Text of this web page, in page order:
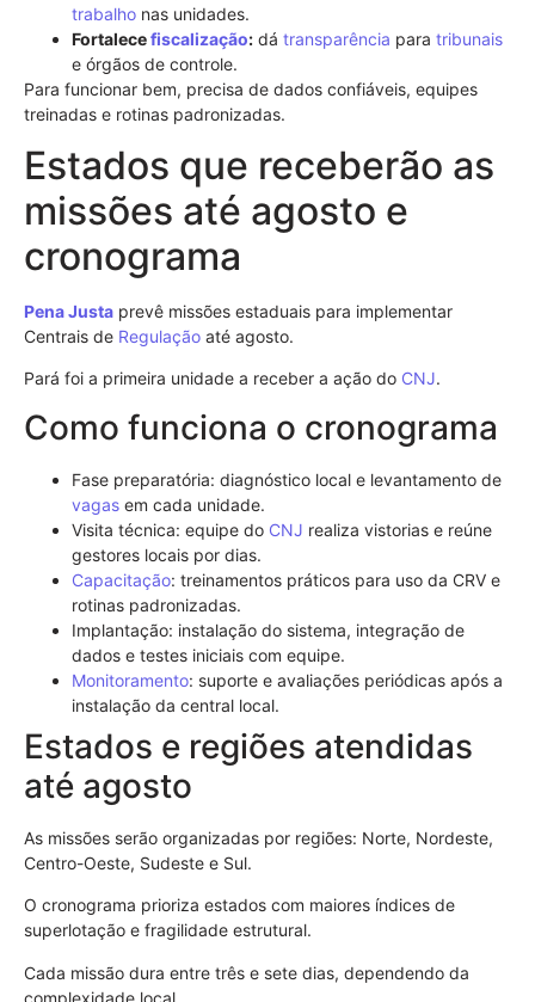
trabalho nas unidades.
Fortalecefiscalização: dá transparência para tribunais
e órgãos de controle.
Para funcionar bem, precisa de dados confiáveis, equipes
treinadas e rotinas padronizadas.
Estados que receberão as
missões até agosto e
cronograma
Pena Justa prevê missões estaduais para implementar
Centrais de Regulação até agosto.
Pará foi a primeira unidade a receber a ação do CNJ.
Como funciona o cronograma
Fase preparatória: diagnóstico local e levantamento de
vagas em cada unidade.
Visita técnica: equipe do CNJ realiza vistorias e reúne
gestores locais por dias.
Capacitação: treinamentos práticos para uso da CRV e
rotinas padronizadas.
Implantação: instalação do sistema, integração de
dados e testes iniciais com equipe.
Monitoramento: suporte e avaliações periódicas após a
instalação da central local.
Estados e regiões atendidas
até agosto
As missões serão organizadas por regiões: Norte, Nordeste,
Centro-Oeste, Sudeste e Sul.
O cronograma prioriza estados com maiores índices de
superlotação e fragilidade estrutural.
Cada missão dura entre três e sete dias, dependendo da
complexidade local.